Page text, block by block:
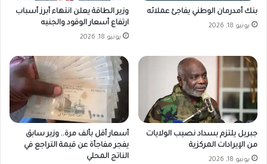
بنك أمدرمان الوطني يفاجئ عملائه
يونيو 18, 2026
وزير الطاقة يعلن انتهاء أبرز أسباب
ارتفاع أسعار الوقود والجنيه
يونيو 18, 2026
جبريل يلتزم بسداد نصيب الولايات
من الإيرادات المركزية
يونيو 18, 2026
أسعار أقل بألف مرة.. وزير سابق
يفجر مفاجأة عن قيمة التراجع في
الناتج المحلي